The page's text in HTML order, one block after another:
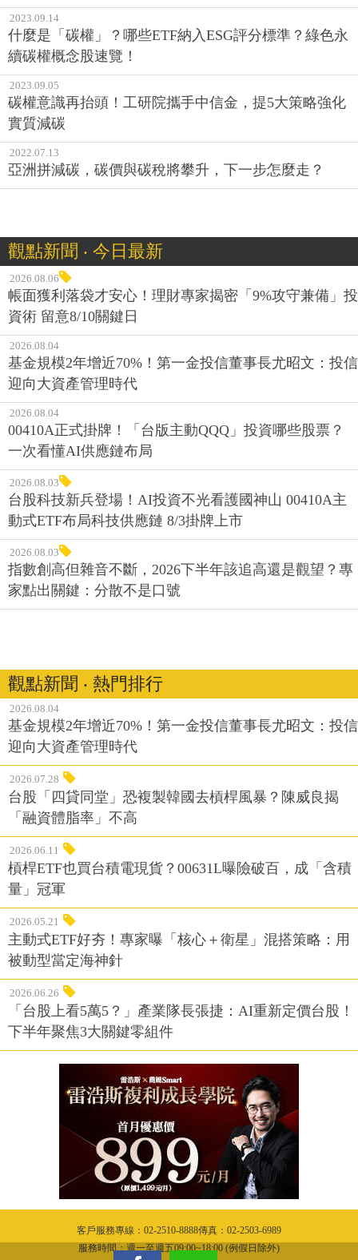
2023.09.14
什麼是「碳權」？哪些ETF納入ESG評分標準？綠色永
續碳權概念股速覽！
2023.09.05
碳權意識再抬頭！工研院攜手中信金，提5大策略強化
實質減碳
2022.07.13
亞洲拼減碳，碳價與碳稅將攀升，下一步怎麼走？
觀點新聞 ‧ 今日最新
2026.08.06
帳面獲利落袋才安心！理財專家揭密「9%攻守兼備」投
資術 留意8/10關鍵日
2026.08.04
基金規模2年增近70%！第一金投信董事長尤昭文：投信
迎向大資產管理時代
2026.08.04
00410A正式掛牌！「台版主動QQQ」投資哪些股票？
一次看懂AI供應鏈布局
2026.08.03
台股科技新兵登場！AI投資不光看護國神山 00410A主
動式ETF布局科技供應鏈 8/3掛牌上市
2026.08.03
指數創高但雜音不斷，2026下半年該追高還是觀望？專
家點出關鍵：分散不是口號
觀點新聞 ‧ 熱門排行
2026.08.04
基金規模2年增近70%！第一金投信董事長尤昭文：投信
迎向大資產管理時代
2026.07.28
台股「四貸同堂」恐複製韓國去槓桿風暴？陳威良揭
「融資體脂率」不高
2026.06.11
槓桿ETF也買台積電現貨？00631L曝險破百，成「含積
量」冠軍
2026.05.21
主動式ETF好夯！專家曝「核心＋衛星」混搭策略：用
被動型當定海神針
2026.06.26
「台股上看5萬5？」產業隊長張捷：AI重新定價台股！
下半年聚焦3大關鍵零組件
客戶服務專線：02-2510-8888傳真：02-2503-6989
服務時間：週一至週五09:00~18:00 (例假日除外)